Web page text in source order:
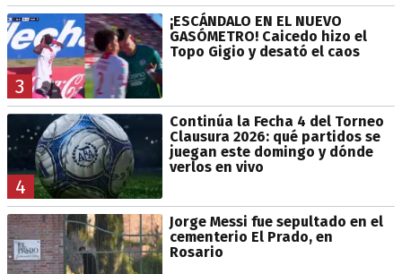
3
¡ESCÁNDALO EN EL NUEVO
GASÓMETRO! Caicedo hizo el
Topo Gigio y desató el caos
4
Continúa la Fecha 4 del Torneo
Clausura 2026: qué partidos se
juegan este domingo y dónde
verlos en vivo
Jorge Messi fue sepultado en el
cementerio El Prado, en
Rosario